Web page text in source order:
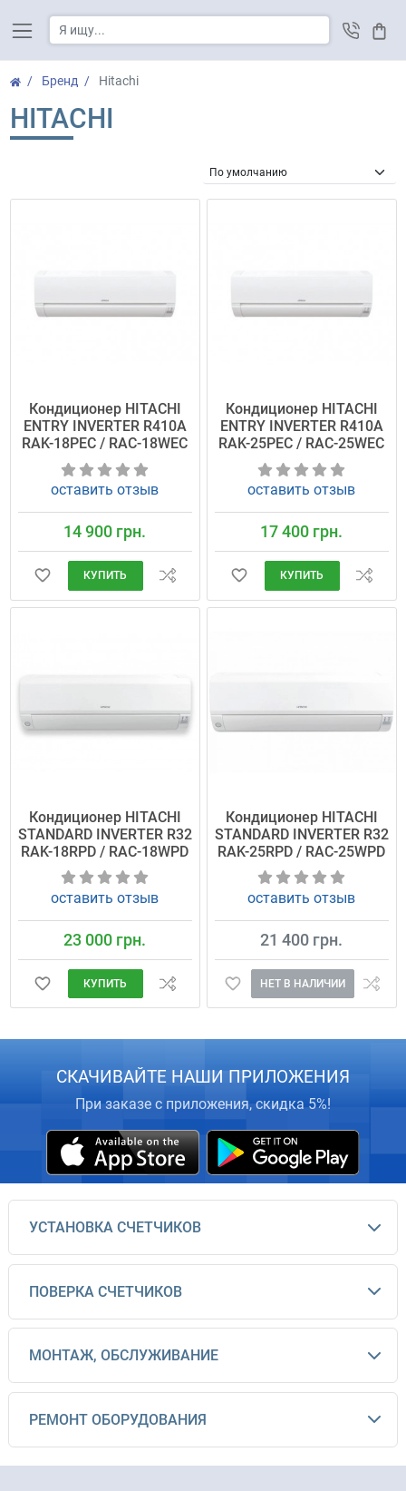
Бренд Hitachi
HITACHI
Кондиционер HITACHI
ENTRY INVERTER R410A
RAK-18PEC / RAC-18WEC
оставить отзыв
14 900 грн.
КУПИТЬ
Кондиционер HITACHI
ENTRY INVERTER R410A
RAK-25PEC / RAC-25WEC
оставить отзыв
17 400 грн.
КУПИТЬ
Кондиционер HITACHI
STANDARD INVERTER R32
RAK-18RPD / RAC-18WPD
оставить отзыв
23 000 грн.
КУПИТЬ
Кондиционер HITACHI
STANDARD INVERTER R32
RAK-25RPD / RAC-25WPD
оставить отзыв
21 400 грн.
НЕТ В НАЛИЧИИ
СКАЧИВАЙТЕ НАШИ ПРИЛОЖЕНИЯ
При заказе с приложения, скидка 5%!
УСТАНОВКА СЧЕТЧИКОВ
ПОВЕРКА СЧЕТЧИКОВ
МОНТАЖ, ОБСЛУЖИВАНИЕ
РЕМОНТ ОБОРУДОВАНИЯ